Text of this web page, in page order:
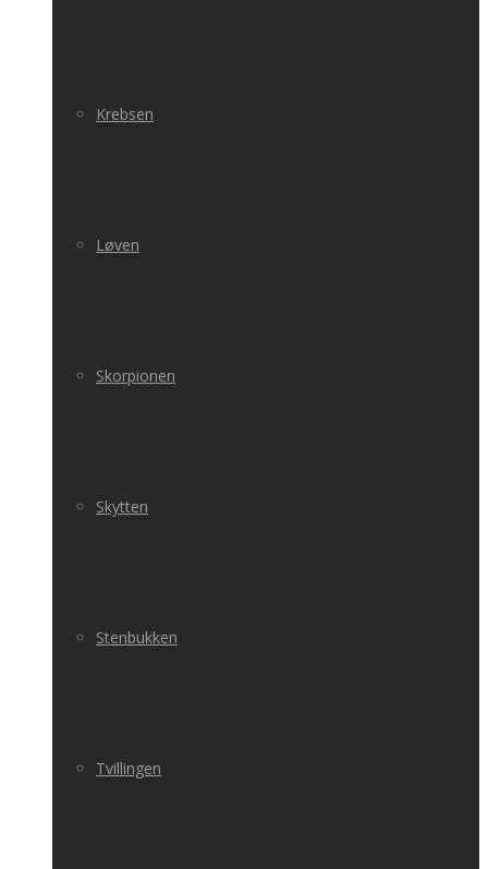
Krebsen
Løven
Skorpionen
Skytten
Stenbukken
Tvillingen